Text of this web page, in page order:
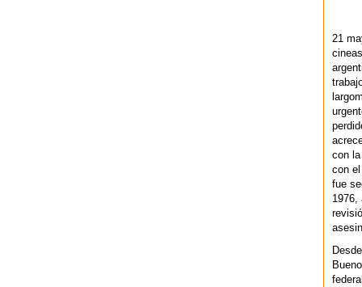
21
con
con
fue
1976,